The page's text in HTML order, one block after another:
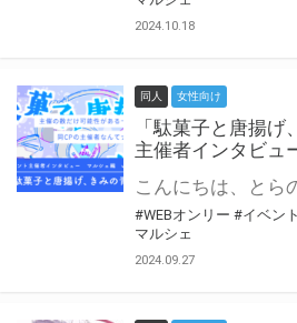
2024.10.18
同人 女性向け
「駄菓子と唐揚
主催者インタビュ
#WEBオンリー #イベン
マルシェ
2024.09.27